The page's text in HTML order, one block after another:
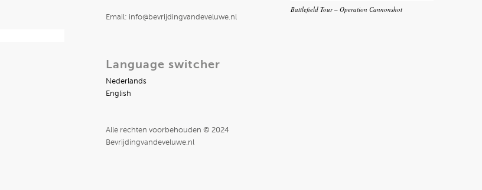
Email: info@bevrijdingvandeveluwe.nl
Language switcher
Nederlands
English
Alle rechten voorbehouden © 2024
Bevrijdingvandeveluwe.nl
Battlefield Tour – Operation Cannonshot